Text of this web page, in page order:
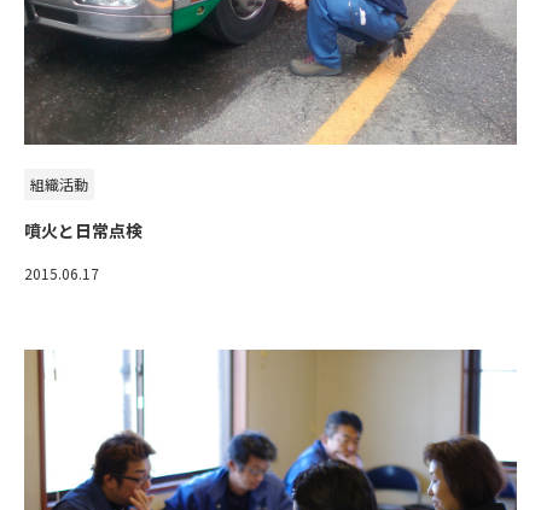
組織活動
噴火と日常点検
2015.06.17